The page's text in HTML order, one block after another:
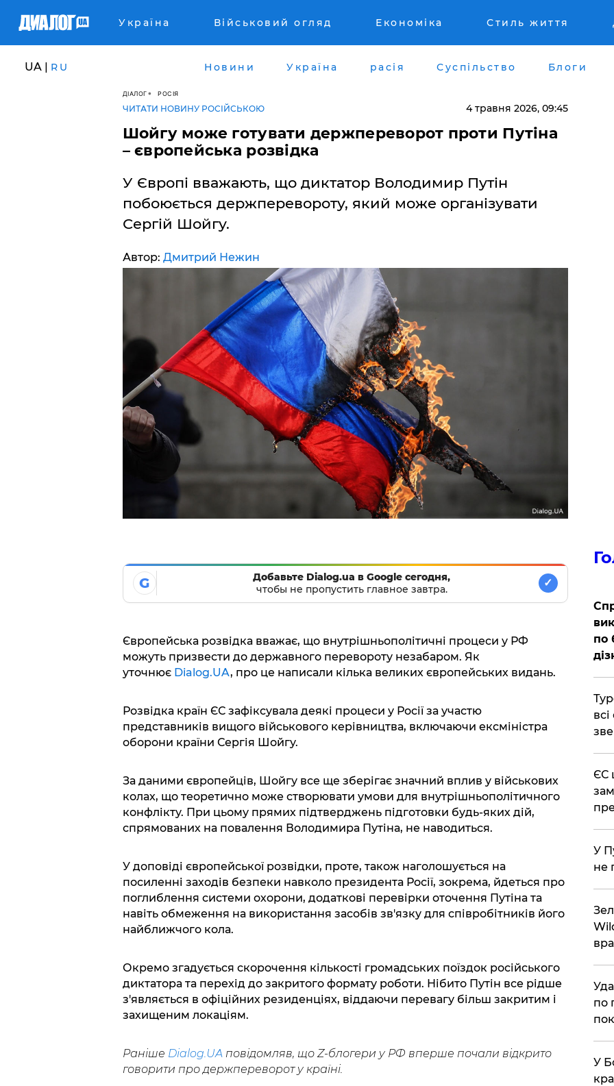
Україна Військовий огляд Економіка Стиль життя
UA | RU Новини Україна расія Суспільство Блоги
ДІАЛОГ РОСІЯ
ЧИТАТИ НОВИНУ РОСІЙСЬКОЮ 4 травня 2026, 09:45
Шойгу може готувати держпереворот проти Путіна
– європейська розвідка
У Європі вважають, що диктатор Володимир Путін
побоюється держперевороту, який може організувати
Сергій Шойгу.
Автор: Дмитрий Нежин
G
Добавьте Dialog.ua в Google сегодня,
чтобы не пропустить главное завтра.
✓
Європейська розвідка вважає, що внутрішньополітичні процеси у РФ
можуть призвести до державного перевороту незабаром. Як
уточнює Dialog.UA, про це написали кілька великих європейських видань.
Розвідка країн ЄС зафіксувала деякі процеси у Росії за участю
представників вищого військового керівництва, включаючи ексміністра
оборони країни Сергія Шойгу.
За даними європейців, Шойгу все ще зберігає значний вплив у військових
колах, що теоретично може створювати умови для внутрішньополітичного
конфлікту. При цьому прямих підтверджень підготовки будь-яких дій,
спрямованих на повалення Володимира Путіна, не наводиться.
У доповіді європейської розвідки, проте, також наголошується на
посиленні заходів безпеки навколо президента Росії, зокрема, йдеться про
поглиблення системи охорони, додаткові перевірки оточення Путіна та
навіть обмеження на використання засобів зв'язку для співробітників його
найближчого кола.
Окремо згадується скорочення кількості громадських поїздок російського
диктатора та перехід до закритого формату роботи. Нібито Путін все рідше
з'являється в офіційних резиденціях, віддаючи перевагу більш закритим і
захищеним локаціям.
Раніше Dialog.UA повідомляв, що Z-блогери у РФ вперше почали відкрито
говорити про держпереворот у країні.
по
ЄС
У
не
по
У